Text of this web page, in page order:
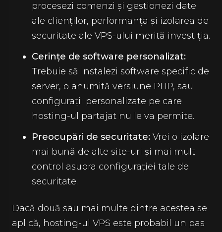
procesezi comenzi și gestionezi date
ale clienților, performanța și izolarea de
securitate ale VPS-ului merită investiția.
Cerințe de software personalizat:
Trebuie să instalezi software specific de
server, o anumită versiune PHP, sau
configurații personalizate pe care
hosting-ul partajat nu le va permite.
Preocupări de securitate: Vrei o izolare
mai bună de alte site-uri și mai mult
control asupra configurației tale de
securitate.
Dacă două sau mai multe dintre acestea se
aplică, hosting-ul VPS este probabil un pas